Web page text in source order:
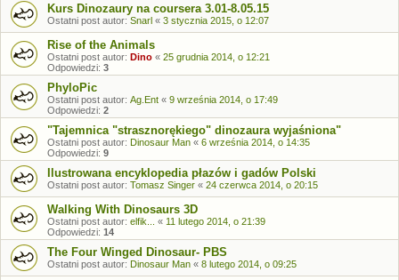
Kurs Dinozaury na coursera 3.01-8.05.15
Ostatni post autor: Snarl « 3 stycznia 2015, o 12:07
Rise of the Animals
Ostatni post autor: Dino « 25 grudnia 2014, o 12:21
Odpowiedzi: 3
PhyloPic
Ostatni post autor: Ag.Ent « 9 września 2014, o 17:49
Odpowiedzi: 2
"Tajemnica "strasznorękiego" dinozaura wyjaśniona"
Ostatni post autor: Dinosaur Man « 6 września 2014, o 14:35
Odpowiedzi: 9
Ilustrowana encyklopedia płazów i gadów Polski
Ostatni post autor: Tomasz Singer « 24 czerwca 2014, o 20:15
Walking With Dinosaurs 3D
Ostatni post autor: elfik... « 11 lutego 2014, o 21:39
Odpowiedzi: 14
The Four Winged Dinosaur- PBS
Ostatni post autor: Dinosaur Man « 8 lutego 2014, o 09:25